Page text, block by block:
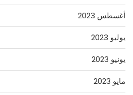
أغسطس 2023
يوليو 2023
يونيو 2023
مايو 2023